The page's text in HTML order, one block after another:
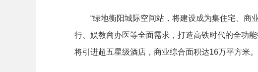
“绿地衡阳城际空间站，将建设成为集住宅、商
行、娱教商办医等全面需求，打造高铁时代的全功
将引进超五星级酒店，商业综合面积达16万平方米。